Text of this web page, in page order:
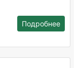
Подробнее